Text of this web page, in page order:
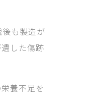
も製造が
した傷跡
養不足を